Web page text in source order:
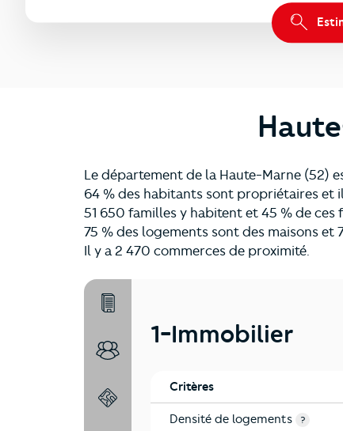
Le département de la Haute-Marne (52)
64 % des habitants sont propriétaires et
51 650 familles y habitent et 45 % de ces
75 % des logements sont des maisons et
Il y a 2 470 commerces de proximité.
1-Immobilier
2-Habitants
3-Environnement
1-Immobilier
Critères
Densité de logements ?